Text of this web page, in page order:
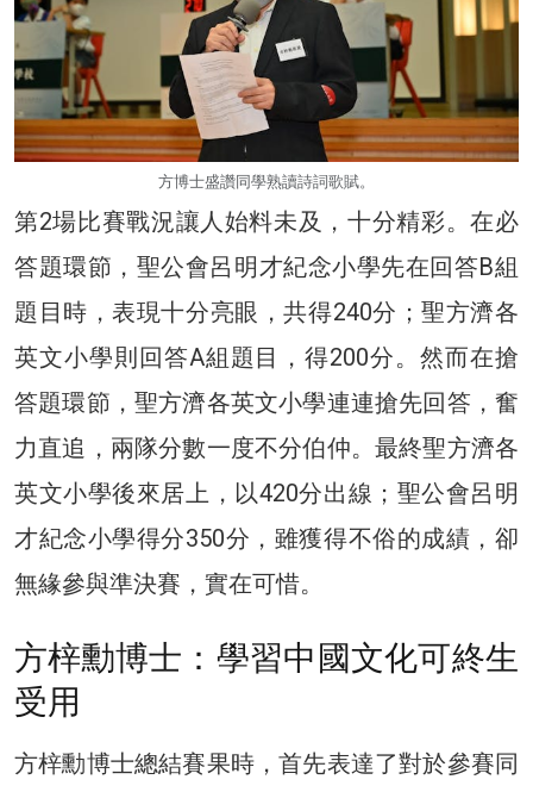
方博士盛讚同學熟讀詩詞歌賦。
第2場比賽戰況讓人始料未及，十分精彩。在必
答題環節，聖公會呂明才紀念小學先在回答B組
題目時，表現十分亮眼，共得240分；聖方濟各
英文小學則回答A組題目，得200分。然而在搶
答題環節，聖方濟各英文小學連連搶先回答，奮
力直追，兩隊分數一度不分伯仲。最終聖方濟各
英文小學後來居上，以420分出線；聖公會呂明
才紀念小學得分350分，雖獲得不俗的成績，卻
無緣參與準決賽，實在可惜。
方梓勳博士：學習中國文化可終生
受用
方梓勳博士總結賽果時，首先表達了對於參賽同